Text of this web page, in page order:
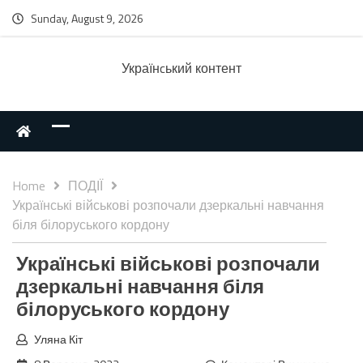
Sunday, August 9, 2026
Українcький контент
Home
ПОДІЇ
Українські військові розпочали дзеркальні навчання
біля білоруського кордону
Українські військові розпочали
дзеркальні навчання біля
білоруського кордону
Уляна Кіт